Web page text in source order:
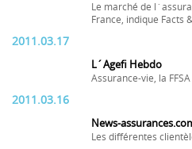
Le marché de
France, indique Facts
2011.03.17
L´Agefi Hebdo
Assurance-vie, la
2011.03.16
News-
Les différentes